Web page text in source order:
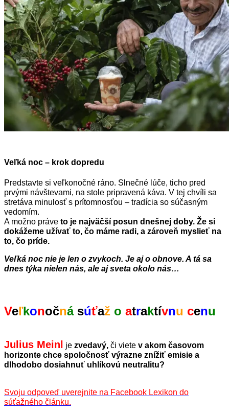
Veľká noc – krok dopredu
Predstavte si veľkonočné ráno. Slnečné lúče, ticho pred
prvými návštevami, na stole pripravená káva. V tej chvíli sa
stretáva minulosť s prítomnosťou – tradícia so súčasným
vedomím.
A možno práve to je najväčší posun dnešnej doby. Že si
dokážeme užívať to, čo máme radi, a zároveň myslieť na
to, čo príde.
Veľká noc nie je len o zvykoch. Je aj o obnove. A tá sa
dnes týka nielen nás, ale aj sveta okolo nás…
Veľkonočnásúťaž o atraktívnu cenu
Julius Meinl je zvedavý, či viete v akom časovom
horizonte chce spoločnosť výrazne znížiť emisie a
dlhodobo dosiahnuť uhlíkovú neutralitu?
Svoju odpoveď uverejnite na Facebook Lexikon do
súťažného článku.